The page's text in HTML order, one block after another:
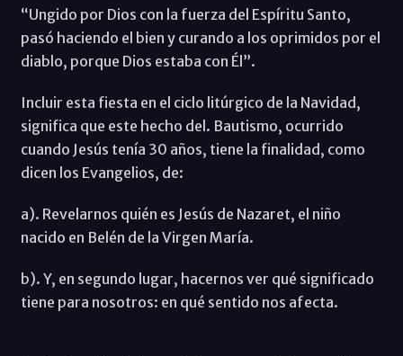
“Ungido por Dios con la fuerza del Espíritu Santo,
pasó haciendo el bien y curando a los oprimidos por el
diablo, porque Dios estaba con Él”.
Incluir esta fiesta en el ciclo litúrgico de la Navidad,
significa que este hecho del. Bautismo, ocurrido
cuando Jesús tenía 30 años, tiene la finalidad, como
dicen los Evangelios, de:
a). Revelarnos quién es Jesús de Nazaret, el niño
nacido en Belén de la Virgen María.
b). Y, en segundo lugar, hacernos ver qué significado
tiene para nosotros: en qué sentido nos afecta.